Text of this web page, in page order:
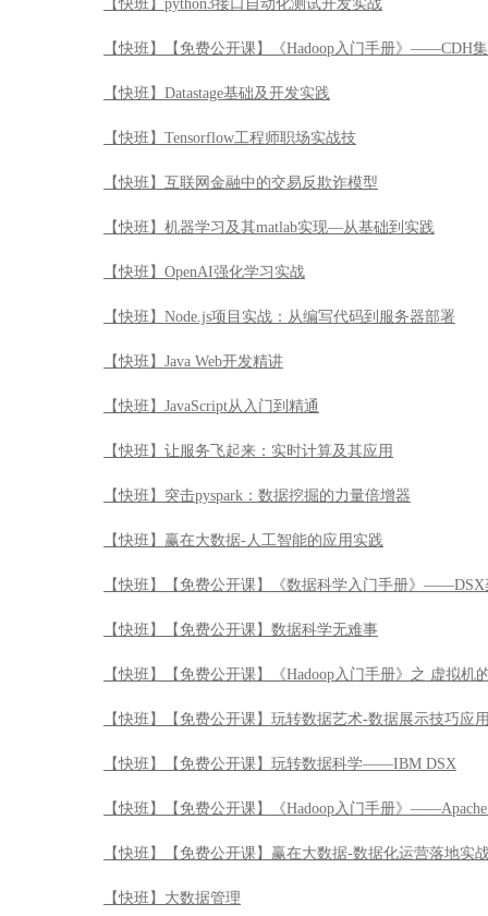
【快班】机器学习及其matlab实现—从基础到实践
【快班】OpenAI强化学习实战
【快班】Node.js项目实战：从编写代码到服务器部署
【快班】Java Web开发精讲
【快班】JavaScript从入门到精通
【快班】让服务飞起来：实时计算及其应用
【快班】突击pyspark：数据挖掘的力量倍增器
【快班】赢在大数据-人工智能的应用实践
【快班】【免费公开课】《数据科学入门手册》——DSX
【快班】【免费公开课】数据科学无难事
【快班】【免费公开课】《Hadoop入门手册》之 虚拟机
【快班】【免费公开课】玩转数据艺术-数据展示技巧应
【快班】【免费公开课】玩转数据科学——IBM DSX
【快班】【免费公开课】《Hadoop入门手册》——Apache
【快班】【免费公开课】赢在大数据-数据化运营落地实
【快班】大数据管理
【快班】Streams流计算引航公开课
【快班】抽样调查
【快班】LATEX公式排版系统引航
【快班】Watson Analytics数据分析应用实战公开课
【快班】数据陷阱解读